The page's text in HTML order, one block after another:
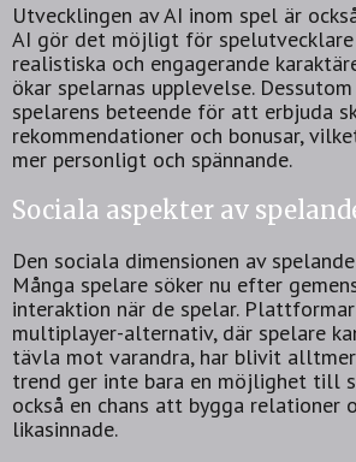
Utvecklingen av AI inom spel är
AI gör det möjligt för
realistiska och engagerande
ökar spelarnas upplevelse.
spelarens beteende för att erbjuda
rekommendationer och bonusar,
mer personligt och spännande.
Sociala aspekter av
Den sociala dimensionen av
Många spelare söker nu efter
interaktion när de spelar.
multiplayer-alternativ, där spelare
tävla mot varandra, har blivit alltmer
trend ger inte bara en möjlighet till
också en chans att bygga relationer
likasinnade.